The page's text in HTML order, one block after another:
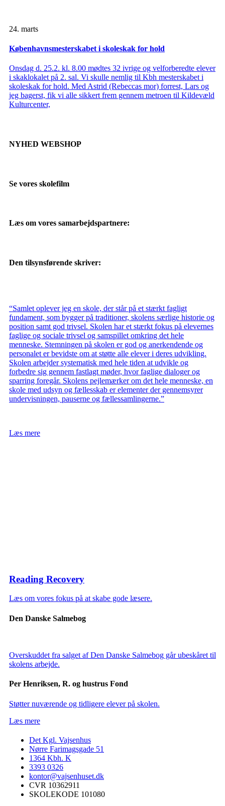
24. marts
Københavnsmesterskabet i skoleskak for hold
Onsdag d. 25.2. kl. 8.00 mødtes 32 ivrige og velforberedte elever
i skaklokalet på 2. sal. Vi skulle nemlig til Kbh mesterskabet i
skoleskak for hold. Med Astrid (Rebeccas mor) forrest, Lars og
jeg bagerst, fik vi alle sikkert frem gennem metroen til Kildevæld
Kulturcenter,
NYHED WEBSHOP
Se vores skolefilm
Læs om vores samarbejdspartnere:
Den tilsynsførende skriver:
“Samlet oplever jeg en skole, der står på et stærkt fagligt
fundament, som bygger på traditioner, skolens særlige historie og
position samt god trivsel. Skolen har et stærkt fokus på elevernes
faglige og sociale trivsel og samspillet omkring det hele
menneske. Stemningen på skolen er god og anerkendende og
personalet er bevidste om at støtte alle elever i deres udvikling.
Skolen arbejder systematisk med hele tiden at udvikle og
forbedre sig gennem fastlagt møder, hvor faglige dialoger og
sparring foregår. Skolens pejlemærker om det hele menneske, en
skole med udsyn og fællesskab er elementer der gennemsyrer
undervisningen, pauserne og fællessamlingerne.”
Læs mere
Reading Recovery
Læs om vores fokus på at skabe gode læsere.
Den Danske Salmebog
Overskuddet fra salget af Den Danske Salmebog går ubeskåret til
skolens arbejde.
Per Henriksen, R. og hustrus Fond
Støtter nuværende og tidligere elever på skolen.
Læs mere
Det Kgl. Vajsenhus
Nørre Farimagsgade 51
1364 Kbh. K
3393 0326
kontor@vajsenhuset.dk
CVR 10362911
SKOLEKODE 101080